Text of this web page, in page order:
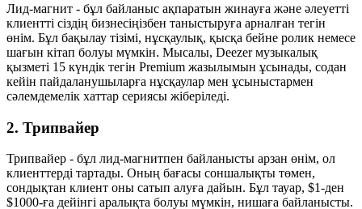
Лид-магнит - бұл байланыс ақпаратын жинауға және әлеуетті
клиентті сіздің бизнесіңізбен таныстыруға арналған тегін
өнім. Бұл бақылау тізімі, нұсқаулық, қысқа бейне ролик немесе
шағын кітап болуы мүмкін. Мысалы, Deezer музыкалық
қызметі 15 күндік тегін Premium жазылымын ұсынады, содан
кейін пайдаланушыларға нұсқаулар мен ұсыныстармен
сәлемдемелік хаттар сериясы жіберіледі.
2. Трипвайер
Трипвайер - бұл лид-магнитпен байланысты арзан өнім, ол
клиенттерді тартады. Оның бағасы соншалықты төмен,
сондықтан клиент оны сатып алуға дайын. Бұл тауар, $1-ден
$1000-ға дейінгі аралықта болуы мүмкін, нишаға байланысты.